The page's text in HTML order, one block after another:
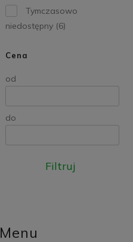
Tymczasowo
niedostępny (6)
Cena
od
do
Filtruj
Menu